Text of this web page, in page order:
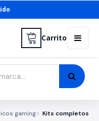
Carrito
gaming Kits completos